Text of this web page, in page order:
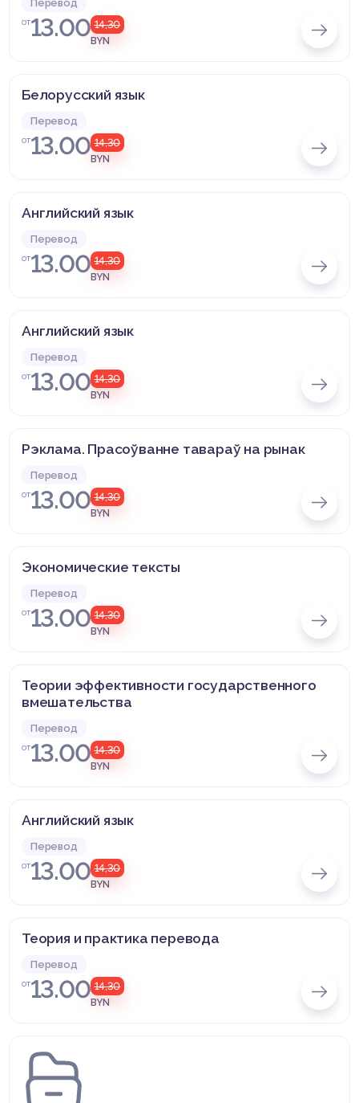
Перевод
от13.00 14,30
BYN
Белорусский язык
Перевод
от13.00 14,30
BYN
Английский язык
Перевод
от13.00 14,30
BYN
Английский язык
Перевод
от13.00 14,30
BYN
Рэклама. Прасоўванне тавараў на рынак
Перевод
от13.00 14,30
BYN
Экономические тексты
Перевод
от13.00 14,30
BYN
Теории эффективности государственного
вмешательства
Перевод
от13.00 14,30
BYN
Английский язык
Перевод
от13.00 14,30
BYN
Теория и практика перевода
Перевод
от13.00 14,30
BYN